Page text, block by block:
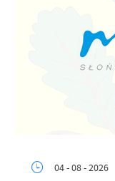
04 - 08 - 2026